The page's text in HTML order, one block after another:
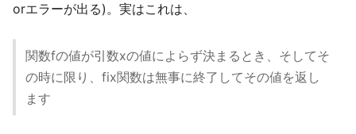
orエラーが出る)。実はこれは、
関数fの値が引数xの値によらず決まるとき、そしてそ
の時に限り、fix関数は無事に終了してその値を返し
ます